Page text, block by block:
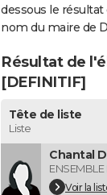
dessous le
nom du maire de
Résultat de
[DEFINITIF]
Tête de liste
Liste
Chantal
Voir la